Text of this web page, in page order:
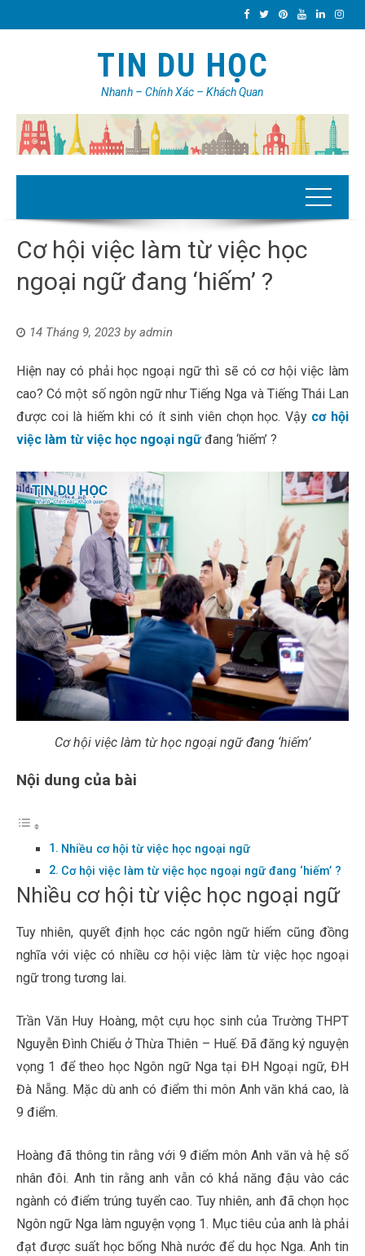
TIN DU HỌC
Nhanh – Chính Xác – Khách Quan
Cơ hội việc làm từ việc học
ngoại ngữ đang ‘hiếm’ ?
14 Tháng 9, 2023 by admin
Hiện nay có phải học ngoại ngữ thì sẽ có cơ hội việc làm
cao? Có một số ngôn ngữ như Tiếng Nga và Tiếng Thái Lan
được coi là hiếm khi có ít sinh viên chọn học. Vậy cơ hội
việc làm từ việc học ngoại ngữđang ‘hiếm’ ?
Cơ hội việc làm từ học ngoại ngữ đang ‘hiếm’
Nội dung của bài
Nhiều cơ hội từ việc học ngoại ngữ
Cơ hội việc làm từ việc học ngoại ngữ đang ‘hiếm’ ?
Nhiều cơ hội từ việc học ngoại ngữ
Tuy nhiên, quyết định học các ngôn ngữ hiếm cũng đồng
nghĩa với việc có nhiều cơ hội việc làm từ việc học ngoại
ngữ trong tương lai.
Trần Văn Huy Hoàng, một cựu học sinh của Trường THPT
Nguyễn Đình Chiểu ở Thừa Thiên – Huế. Đã đăng ký nguyện
vọng 1 để theo học Ngôn ngữ Nga tại ĐH Ngoại ngữ, ĐH
Đà Nẵng. Mặc dù anh có điểm thi môn Anh văn khá cao, là
9 điểm.
Hoàng đã thông tin rằng với 9 điểm môn Anh văn và hệ số
nhân đôi. Anh tin rằng anh vẫn có khả năng đậu vào các
ngành có điểm trúng tuyển cao. Tuy nhiên, anh đã chọn học
Ngôn ngữ Nga làm nguyện vọng 1. Mục tiêu của anh là phải
đạt được suất học bổng Nhà nước để du học Nga. Anh tin